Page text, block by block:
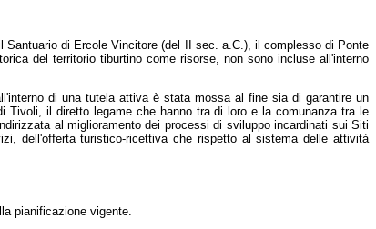
di Ercole Vincitore (del II sec. a.C.), il complesso di Ponte
del territorio tiburtino come risorse, non sono incluse all'interno
di una tutela attiva è stata mossa al fine sia di garantire un
il diretto legame che hanno tra di loro e la comunanza tra le
al miglioramento dei processi di sviluppo incardinati sui Siti
dell'offerta turistico-ricettiva che rispetto al sistema delle attività
pianificazione vigente.